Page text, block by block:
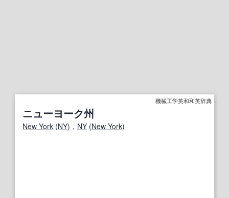
機械工学英和和英辞典
ニューヨーク州
New York (NY)， NY (New York)